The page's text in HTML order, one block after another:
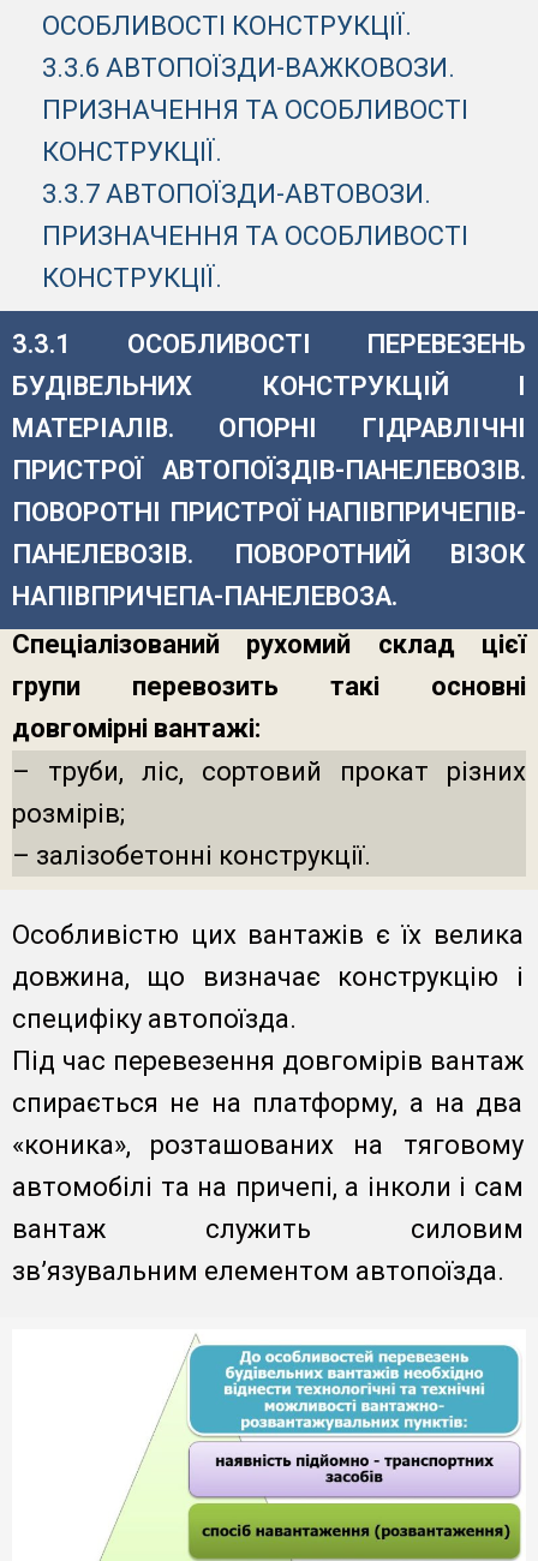
ОСОБЛИВОСТІ КОНСТРУКЦІЇ.
3.3.6 АВТОПОЇЗДИ-ВАЖКОВОЗИ.
ПРИЗНАЧЕННЯ ТА ОСОБЛИВОСТІ
КОНСТРУКЦІЇ.
3.3.7 АВТОПОЇЗДИ-АВТОВОЗИ.
ПРИЗНАЧЕННЯ ТА ОСОБЛИВОСТІ
КОНСТРУКЦІЇ.
3.3.1 ОСОБЛИВОСТІ ПЕРЕВЕЗЕНЬ
БУДІВЕЛЬНИХ КОНСТРУКЦІЙ І
МАТЕРІАЛІВ. ОПОРНІ ГІДРАВЛІЧНІ
ПРИСТРОЇ АВТОПОЇЗДІВ-ПАНЕЛЕВОЗІВ.
ПОВОРОТНІ ПРИСТРОЇ НАПІВПРИЧЕПІВ-
ПАНЕЛЕВОЗІВ. ПОВОРОТНИЙ ВІЗОК
НАПІВПРИЧЕПА-ПАНЕЛЕВОЗА.
Спеціалізований рухомий склад цієї
групи перевозить такі основні
довгомірні вантажі:
– труби, ліс, сортовий прокат різних
розмірів;
– залізобетонні конструкції.
Особливістю цих вантажів є їх велика
довжина, що визначає конструкцію і
специфіку автопоїзда.
Під час перевезення довгомірів вантаж
спирається не на платформу, а на два
«коника», розташованих на тяговому
автомобілі та на причепі, а інколи і сам
вантаж служить силовим
зв’язувальним елементом автопоїзда.